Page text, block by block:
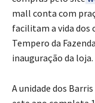
mall conta com
facilitam a vida dos
Tempero da
inauguração da loja.
A unidade dos